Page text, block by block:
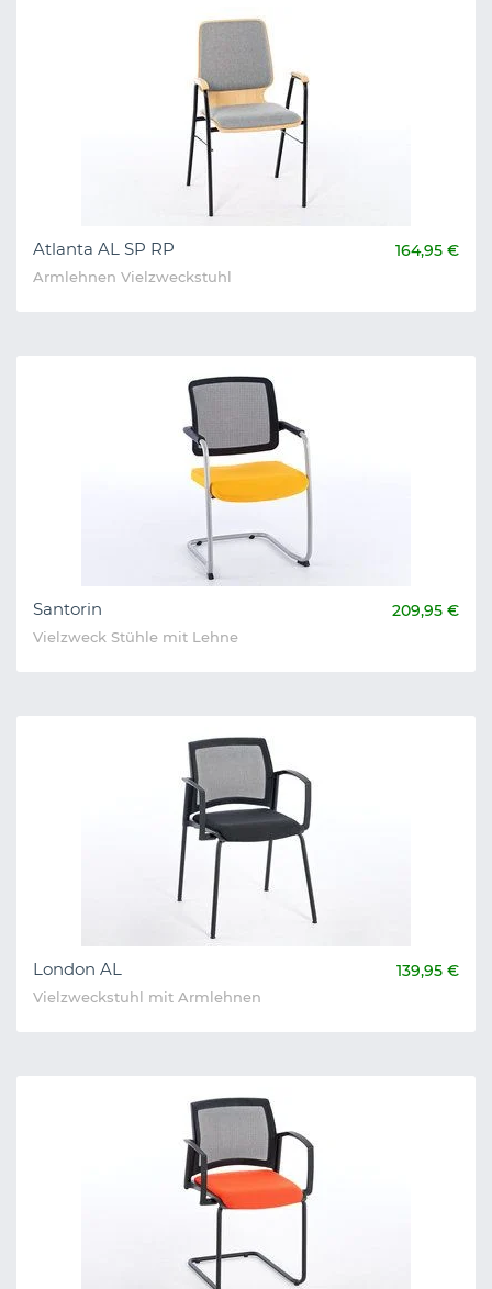
Atlanta AL SP RP 164,95 €
Armlehnen Vielzweckstuhl
Santorin 209,95 €
Vielzweck Stühle mit Lehne
London AL 139,95 €
Vielzweckstuhl mit Armlehnen